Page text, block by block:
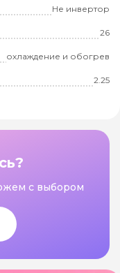
Не инвертор
26
охлаждение и обогрев
2.25
с выбором